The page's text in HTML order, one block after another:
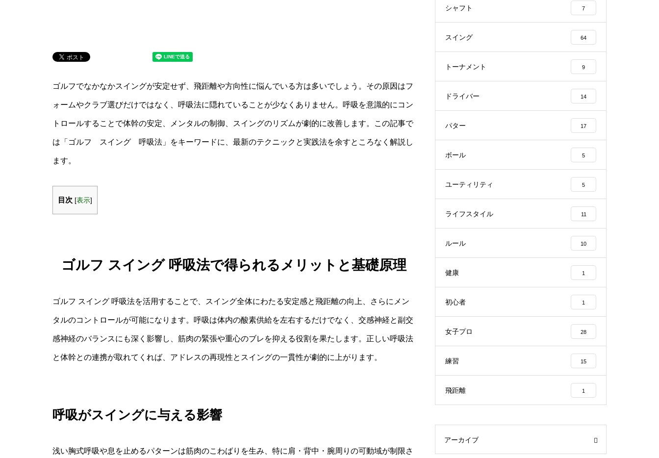
ゴルフでなかなかスイングが安定せず、飛距離や方向性に悩んでいる方は多いでしょう。その原因はフ
ォームやクラブ選びだけではなく、呼吸法に隠れていることが少なくありません。呼吸を意識的にコン
トロールすることで体幹の安定、メンタルの制御、スイングのリズムが劇的に改善します。この記事で
は「ゴルフ スイング 呼吸法」をキーワードに、最新のテクニックと実践法を余すところなく解説し
ます。
目次 [表示]
ゴルフ スイング 呼吸法で得られるメリットと基礎原理
ゴルフ スイング 呼吸法を活用することで、スイング全体にわたる安定感と飛距離の向上、さらにメン
タルのコントロールが可能になります。呼吸は体内の酸素供給を左右するだけでなく、交感神経と副交
感神経のバランスにも深く影響し、筋肉の緊張や重心のブレを抑える役割を果たします。正しい呼吸法
と体幹との連携が取れてくれば、アドレスの再現性とスイングの一貫性が劇的に上がります。
呼吸がスイングに与える影響
浅い胸式呼吸や息を止めるパターンは筋肉のこわばりを生み、特に肩・背中・腕周りの可動域が制限さ
シャフト 7
スイング 64
トーナメント 9
ドライバー 14
パター 17
ボール 5
ユーティリティ 5
ライフスタイル 11
ルール 10
健康 1
初心者 1
女子プロ 28
練習 15
飛距離 1
アーカイブ